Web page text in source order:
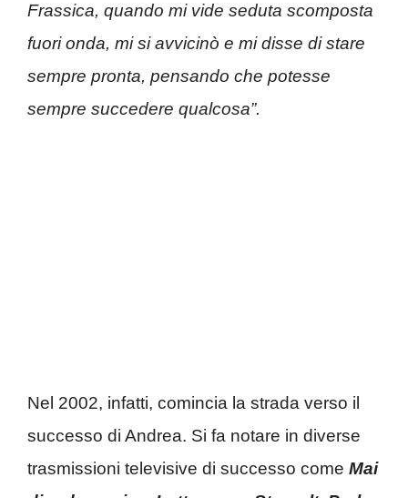
Frassica, quando mi vide seduta scomposta
fuori onda, mi si avvicinò e mi disse di stare
sempre pronta, pensando che potesse
sempre succedere qualcosa”.
Nel 2002, infatti, comincia la strada verso il
successo di Andrea. Si fa notare in diverse
trasmissioni televisive di successo come Mai